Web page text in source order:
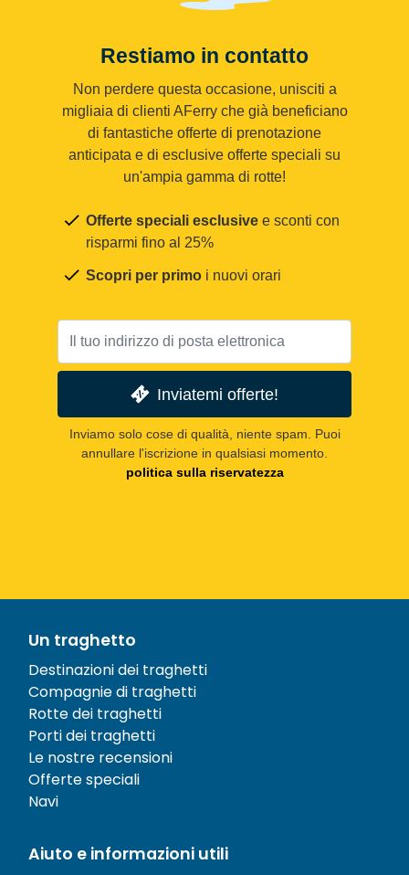
Restiamo in contatto
Non perdere questa occasione, unisciti a
migliaia di clienti AFerry che già beneficiano
di fantastiche offerte di prenotazione
anticipata e di esclusive offerte speciali su
un'ampia gamma di rotte!
Offerte speciali esclusive e sconti con
risparmi fino al 25%
Scopri per primo i nuovi orari
Inviatemi offerte!
Inviamo solo cose di qualità, niente spam. Puoi
annullare l'iscrizione in qualsiasi momento.
politica sulla riservatezza
Un traghetto
Destinazioni dei traghetti
Compagnie di traghetti
Rotte dei traghetti
Porti dei traghetti
Le nostre recensioni
Offerte speciali
Navi
Aiuto e informazioni utili